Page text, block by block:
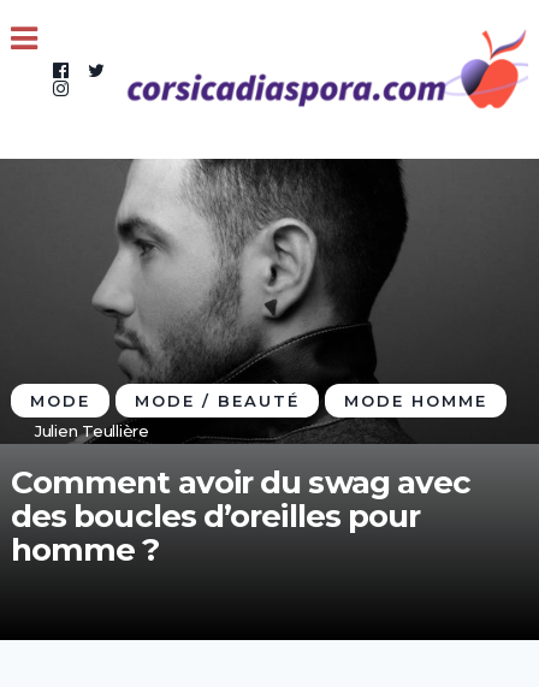
MODE MODE / BEAUTÉ
MODE HOMME
Julien Teullière
Comment avoir du swag avec
des boucles d’oreilles pour
homme ?